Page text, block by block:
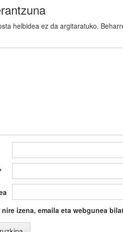
helbidea ez da argitaratuko.
nire izena, emaila eta webgunea